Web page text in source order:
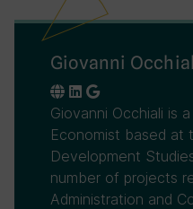
Giovanni
Giovanni Occhiali is
Economist based at
Development
number of projects
Administration and